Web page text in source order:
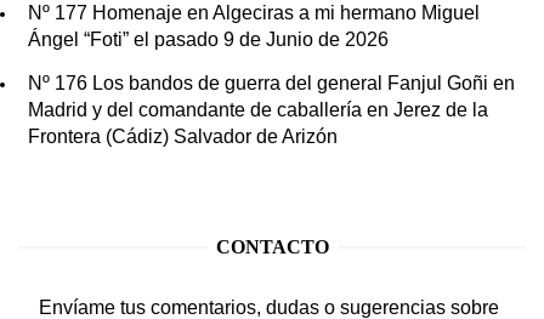
Nº 177 Homenaje en Algeciras a mi hermano Miguel
Ángel “Foti” el pasado 9 de Junio de 2026
Nº 176 Los bandos de guerra del general Fanjul Goñi en
Madrid y del comandante de caballería en Jerez de la
Frontera (Cádiz) Salvador de Arizón
CONTACTO
Envíame tus comentarios, dudas o sugerencias sobre